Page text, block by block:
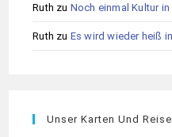
Ruth zu Noch einmal Kultur in
Ruth zu Es wird wieder heiß
Unser Karten Und